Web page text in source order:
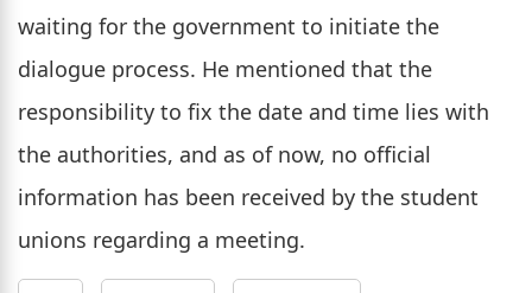
waiting for the government to initiate the
dialogue process. He mentioned that the
responsibility to fix the date and time lies with
the authorities, and as of now, no official
information has been received by the student
unions regarding a meeting.